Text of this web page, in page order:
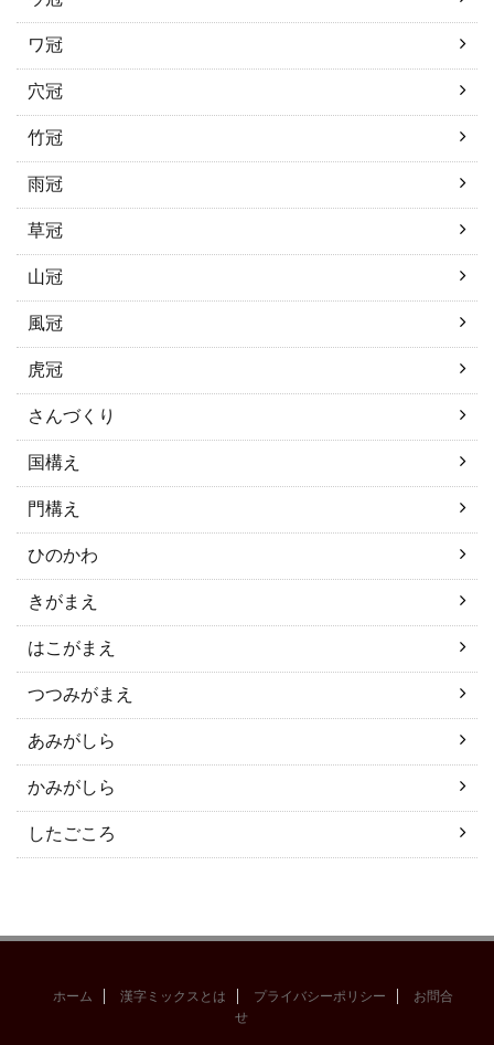
ワ冠
穴冠
竹冠
雨冠
草冠
山冠
風冠
虎冠
さんづくり
国構え
門構え
ひのかわ
きがまえ
はこがまえ
つつみがまえ
あみがしら
かみがしら
したごころ
ホーム 漢字ミックスとは プライバシーポリシー
お問合
せ